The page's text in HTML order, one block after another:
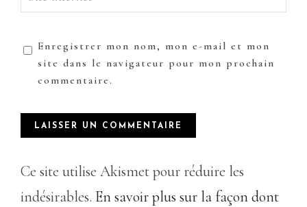
Enregistrer mon nom, mon e-mail et mon
site dans le navigateur pour mon prochain
commentaire.
Ce site utilise Akismet pour réduire les
indésirables. En savoir plus sur la façon dont